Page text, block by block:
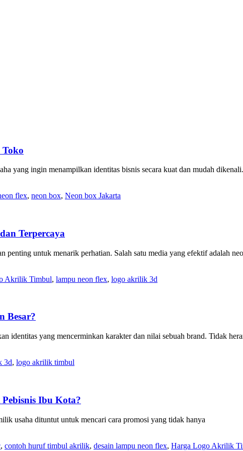
yang ingin menampilkan identitas bisnis secara kuat dan mudah dikenali.
flex, neon box, Neon box Jakarta
Terpercaya
penting untuk menarik perhatian. Salah satu media yang efektif adalah
Akrilik Timbul, lampu neon flex, logo akrilik 3d
Besar?
identitas yang mencerminkan karakter dan nilai sebuah brand. Tidak
3d, logo akrilik timbul
Ibu Kota?
usaha dituntut untuk mencari cara promosi yang tidak hanya
, contoh huruf timbul akrilik, desain lampu neon flex, Harga Logo Akrilik